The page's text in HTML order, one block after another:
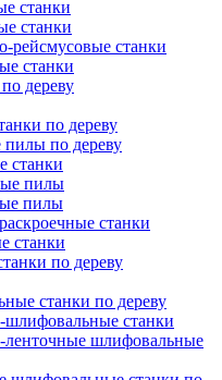
станки
станки
рейсмусовые станки
станки
дереву
по дереву
по дереву
станки
пилы
пилы
станки
станки
по дереву
станки по дереву
шлифовальные станки
ленточные шлифовальные